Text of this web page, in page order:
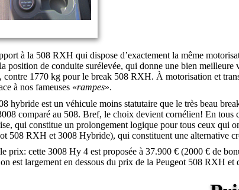
à la 508 RXH qui dispose d’exactement la même
position de conduite surélevée, qui donne une bien
contre 1770 kg pour le break 508 RXH. À motorisation et
à nos fameuses «rampes».
hybride est un véhicule moins statutaire que le très beau
comparé au 508. Bref, le choix devient cornélien! En
qui constitue un prolongement logique pour tous ceux qui
508 RXH et 3008 Hybride), qui constituent une alternative
prix: cette 3008 Hy 4 est proposée à 37.900 € (2000 € de
est largement en dessous du prix de la Peugeot 508 RXH et